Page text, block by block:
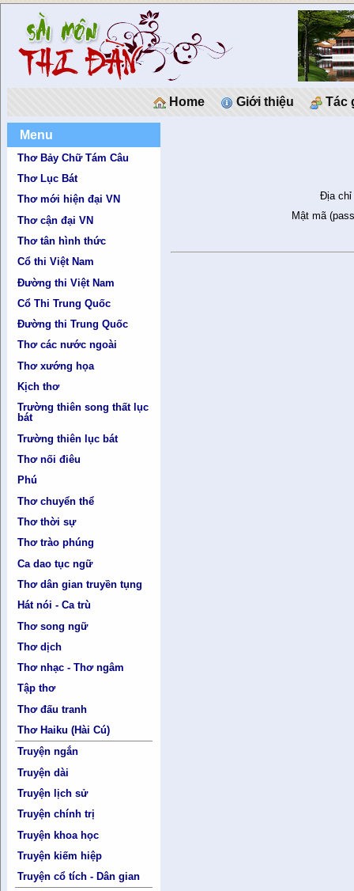
Home Giới thiệu Tác
Menu
Thơ Bảy Chữ Tám Câu
Thơ Lục Bát
Thơ mới hiện đại VN
Thơ cận đại VN
Thơ tân hình thức
Cổ thi Việt Nam
Đường thi Việt Nam
Cổ Thi Trung Quốc
Đường thi Trung Quốc
Thơ các nước ngoài
Thơ xướng họa
Kịch thơ
Trường thiên song thất lục
bát
Trường thiên lục bát
Thơ nối điêu
Phú
Thơ chuyển thể
Thơ thời sự
Thơ trào phúng
Ca dao tục ngữ
Thơ dân gian truyền tụng
Hát nói - Ca trù
Thơ song ngữ
Thơ dịch
Thơ nhạc - Thơ ngâm
Tập thơ
Thơ đấu tranh
Thơ Haiku (Hài Cú)
Truyện ngắn
Truyện dài
Truyện lịch sử
Truyện chính trị
Truyện khoa học
Truyện kiếm hiệp
Truyện cổ tích - Dân gian
Địa chỉ
Mật mã